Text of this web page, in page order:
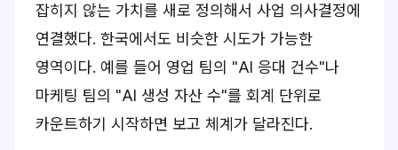
잡히지 않는 가치를 새로 정의해서 사업 의사결정에
연결했다. 한국에서도 비슷한 시도가 가능한
영역이다. 예를 들어 영업 팀의 "AI 응대 건수"나
마케팅 팀의 "AI 생성 자산 수"를 회계 단위로
카운트하기 시작하면 보고 체계가 달라진다.